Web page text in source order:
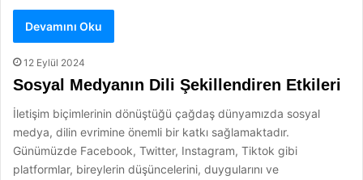
Devamını Oku
12 Eylül 2024
Sosyal Medyanın Dili Şekillendiren Etkileri
İletişim biçimlerinin dönüştüğü çağdaş dünyamızda sosyal
medya, dilin evrimine önemli bir katkı sağlamaktadır.
Günümüzde Facebook, Twitter, Instagram, Tiktok gibi
platformlar, bireylerin düşüncelerini, duygularını ve